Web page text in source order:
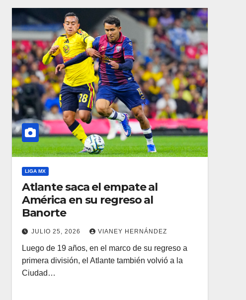
LIGA MX
Atlante saca el empate al
América en su regreso al
Banorte
JULIO 25, 2026 VIANEY HERNÁNDEZ
Luego de 19 años, en el marco de su regreso a
primera división, el Atlante también volvió a la
Ciudad…